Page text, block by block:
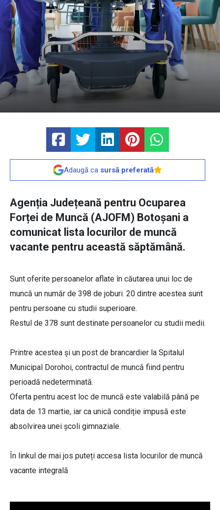
Adaugă ca sursă preferată
Agenția Județeană pentru Ocuparea
Forței de Muncă (AJOFM) Botoșani a
comunicat lista locurilor de muncă
vacante pentru această săptămână.
Sunt oferite persoanelor aflate în căutarea unui loc de
muncă un număr de 398 de joburi. 20 dintre acestea sunt
pentru persoane cu studii superioare.
Restul de 378 sunt destinate persoanelor cu studii medii.
Printre acestea și un post de brancardier la Spitalul
Municipal Dorohoi, contractul de muncă fiind pentru
perioadă nedeterminată.
Oferta pentru acest loc de muncă este valabilă până pe
data de 13 martie, iar ca unică condiție impusă este
absolvirea unei școli gimnaziale.
În linkul de mai jos puteți accesa lista locurilor de muncă
vacante integrală